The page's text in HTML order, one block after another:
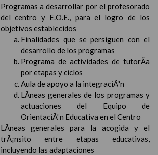
Programas a desarrollar por el profesorado
del centro y E.O.E., para el logro de los
objetivos establecidos
Finalidades que se persiguen con el
desarrollo de los programas
Programa de actividades de tutorÃ­a
por etapas y ciclos
Aula de apoyo a la integraciÃ³n
LÃ­neas generales de los programas y
actuaciones del Equipo de
OrientaciÃ³n Educativa en el Centro
LÃ­neas generales para la acogida y el
trÃ¡nsito entre etapas educativas,
incluyendo las adaptaciones